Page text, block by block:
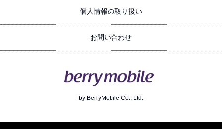
個人情報の取り扱い
お問い合わせ
by BerryMobile Co., Ltd.